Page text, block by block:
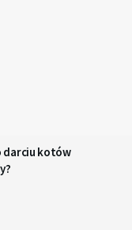
darciu kotów